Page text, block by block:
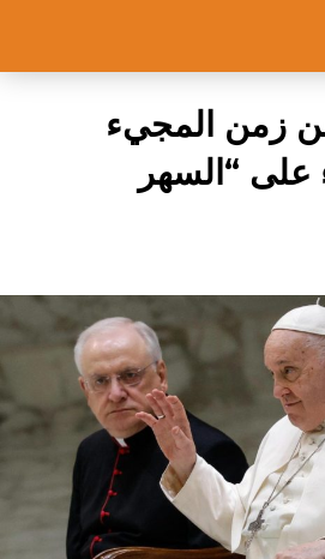
عن زمن المجيء
“السهر